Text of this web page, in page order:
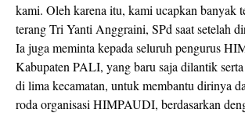
kami. Oleh karena itu, kami ucapkan banyak
terang Tri Yanti Anggraini, SPd saat setelah
Ia juga meminta kepada seluruh pengurus
Kabupaten PALI, yang baru saja dilantik
di lima kecamatan, untuk membantu dirinya
roda organisasi HIMPAUDI, berdasarkan